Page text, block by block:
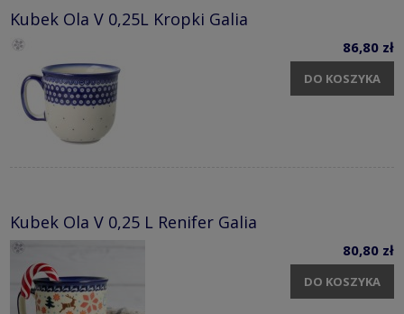
Kubek Ola V 0,25L Kropki Galia
86,80 zł
DO KOSZYKA
Kubek Ola V 0,25 L Renifer Galia
80,80 zł
DO KOSZYKA